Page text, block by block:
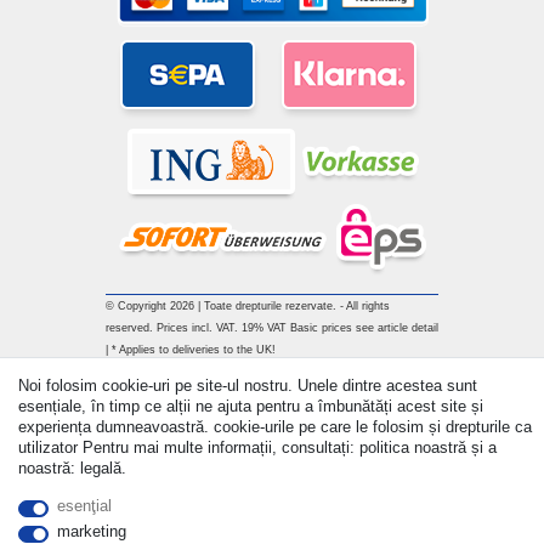
© Copyright 2026 | Toate drepturile rezervate. - All rights
reserved. Prices incl. VAT. 19% VAT Basic prices see article detail
| * Applies to deliveries to the UK!
Noi folosim cookie-uri pe site-ul nostru. Unele dintre acestea sunt
esențiale, în timp ce alții ne ajuta pentru a îmbunătăți acest site și
experiența dumneavoastră. cookie-urile pe care le folosim și drepturile ca
utilizator Pentru mai multe informații, consultați: politica noastră și a
noastră: legală.
esenţial
marketing
Withdraw from contract here
a lua legatura